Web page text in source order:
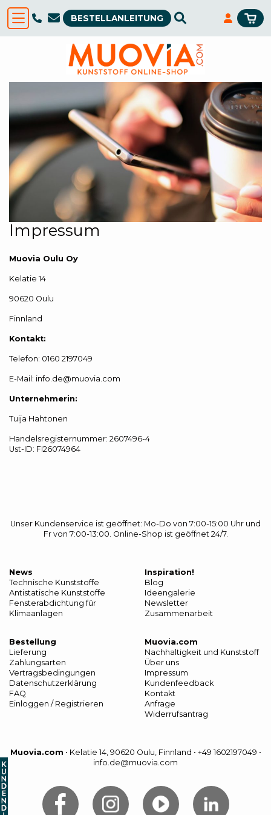
BESTELLANLEITUNG
Impressum
Muovia Oulu Oy
Kelatie 14
90620 Oulu
Finnland
Kontakt:
Telefon: 0160 2197049
E-Mail: info.de@muovia.com
Unternehmerin:
Tuija Hahtonen
Handelsregisternummer: 2607496-4
Ust-ID: FI26074964
Unser Kundenservice ist geöffnet: Mo-Do von 7:00-15:00 Uhr und
Fr von 7:00-13:00. Online-Shop ist geöffnet 24/7.
News
Technische Kunststoffe
Antistatische Kunststoffe
Fensterabdichtung für
Klimaanlagen
Inspiration!
Blog
Ideengalerie
Newsletter
Zusammenarbeit
Bestellung
Lieferung
Zahlungsarten
Vertragsbedingungen
Datenschutzerklärung
FAQ
Einloggen / Registrieren
Muovia.com
Nachhaltigkeit und Kunststoff
Über uns
Impressum
Kundenfeedback
Kontakt
Anfrage
Widerrufsantrag
Muovia.com • Kelatie 14, 90620 Oulu, Finnland • +49 1602197049 •
info.de@muovia.com